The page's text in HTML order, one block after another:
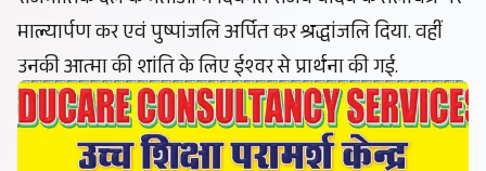
माल्यार्पण कर एवं पुष्पांजलि अर्पित कर श्रद्धांजलि दिया. वहीं
उनकी आत्मा की शांति के लिए ईश्वर से प्रार्थना की गई.